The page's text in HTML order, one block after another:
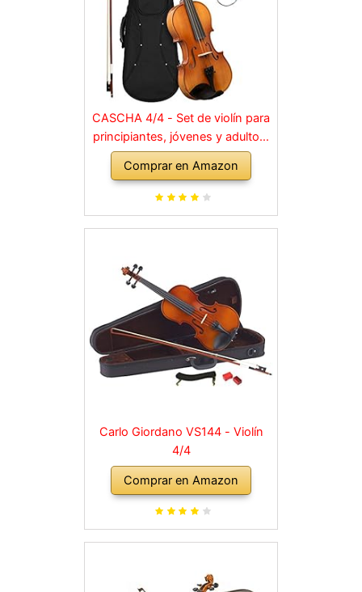
CASCHA 4/4 - Set de violín para
principiantes, jóvenes y adultos,
violín macizo con arco, colofonia,
cuerdas de repuesto, soporte
para hombro, maletín, abeto
Comprar en Amazon
Carlo Giordano VS144 - Violín
4/4
Comprar en Amazon